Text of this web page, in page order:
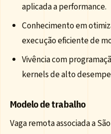
aplicada a performance.
Conhecimento em
execução eficiente de
Vivência com
kernels de alto
Modelo de trabalho
Vaga remota associada a